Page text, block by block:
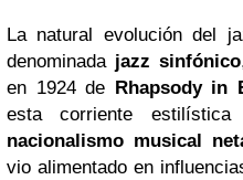
La natural evolución del
denominada jazz sinfónico
en 1924 de Rhapsody in
esta corriente
nacionalismo musical
vio alimentado en